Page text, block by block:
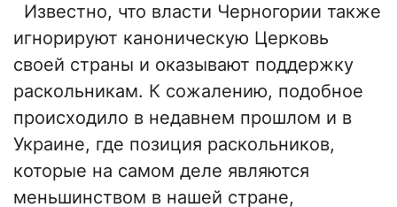
Известно, что власти Черногории также
игнорируют каноническую Церковь
своей страны и оказывают поддержку
раскольникам. К сожалению, подобное
происходило в недавнем прошлом и в
Украине, где позиция раскольников,
которые на самом деле являются
меньшинством в нашей стране,